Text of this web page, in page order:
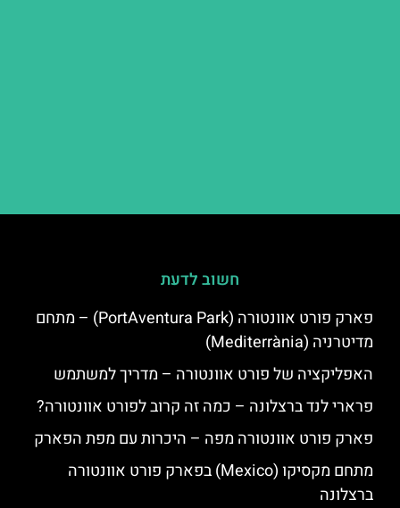
חשוב לדעת
פארק פורט אוונטורה (PortAventura Park) – מתחם
מדיטרניה (Mediterrània)
האפליקציה של פורט אוונטורה – מדריך למשתמש
פרארי לנד ברצלונה – כמה זה קרוב לפורט אוונטורה?
פארק פורט אוונטורה מפה – היכרות עם מפת הפארק
מתחם מקסיקו (Mexico) בפארק פורט אוונטורה
ברצלונה